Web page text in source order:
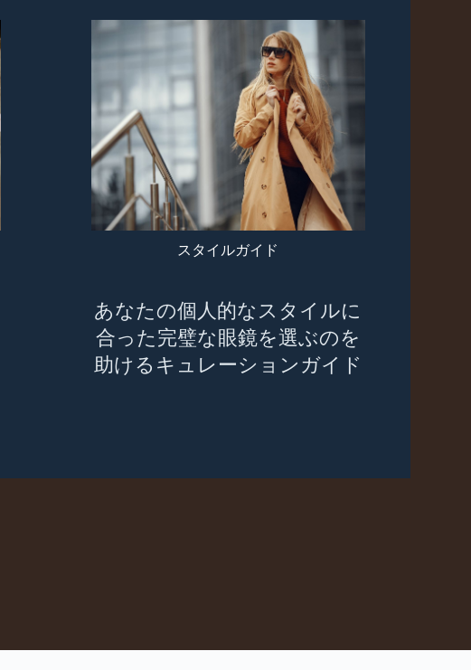
スタイルガイド
あなたの個人的なスタイルに
合った完璧な眼鏡を選ぶのを
助けるキュレーションガイド